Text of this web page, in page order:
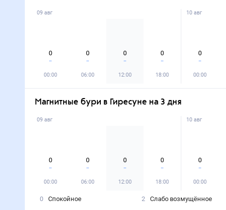
09 авг
0
00:00
0
06:00
0
12:00
0
18:00
10 авг
0
00:00
Магнитные бури в Гиресуне на 3 дня
09 авг
0
00:00
0
06:00
0
12:00
0
18:00
10 авг
0
00:00
0
Спокойное
2
Слабо возмущённое